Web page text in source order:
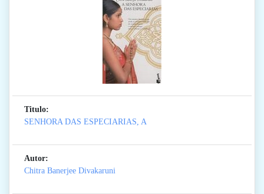
Titulo:
SENHORA DAS ESPECIARIAS, A
Autor:
Chitra Banerjee Divakaruni